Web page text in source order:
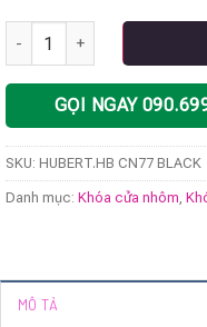
Khóa vân tay cửa nhôm
GỌI NGAY
SKU: HUBERT.HB CN77 BLACK
Danh mục: Khóa cửa nhôm,
MÔ TẢ